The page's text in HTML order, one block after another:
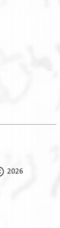
כתאן
אלנצף פי
2026 The Trustees of Princeton University